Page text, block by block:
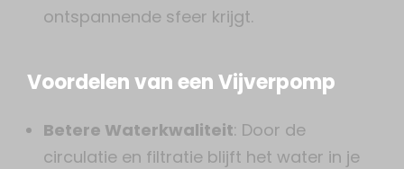
ontspannende sfeer krijgt.
Voordelen van een Vijverpomp
Betere Waterkwaliteit: Door de
circulatie en filtratie blijft het water in je